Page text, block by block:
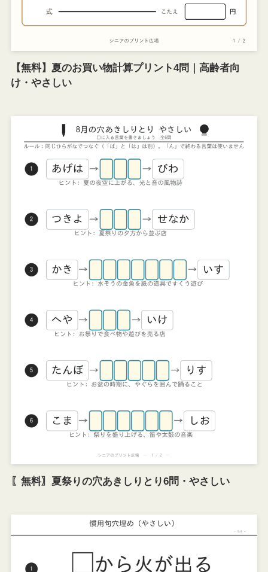
【無料】夏のお買い物計算プリント4問｜高齢者向
け・やさしい
〖無料〗夏祭りの穴あきしりとり6問・やさしい